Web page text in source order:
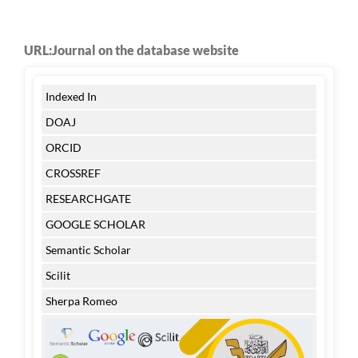
URL:Journal on the database website
Indexed In
DOAJ
ORCID
CROSSREF
RESEARCHGATE
GOOGLE SCHOLAR
Semantic Scholar
Scilit
Sherpa Romeo